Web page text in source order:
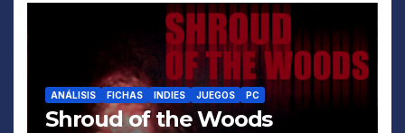
ANÁLISIS FICHAS INDIES JUEGOS PC
Shroud of the Woods